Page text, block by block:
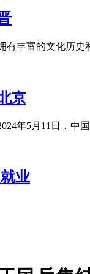
有丰富的文化历史
京
年5月11日，中
业